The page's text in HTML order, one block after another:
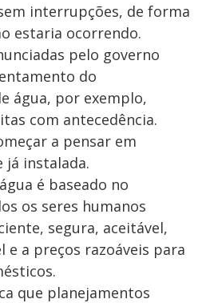
interrupções, de forma
estaria ocorrendo.
pelo governo
do
água, por exemplo,
com antecedência.
a pensar em
já instalada.
é baseado no
os seres humanos
segura, aceitável,
e a preços razoáveis para
que planejamentos